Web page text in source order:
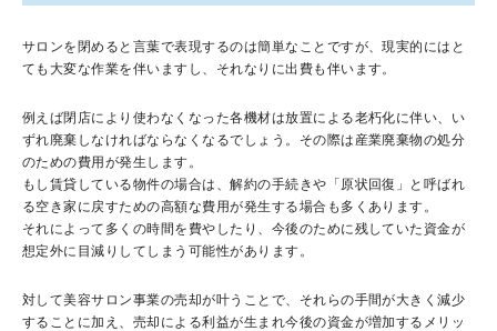
サロンを閉めると言葉で表現するのは簡単なことですが、現実的にはと
ても大変な作業を伴いますし、それなりに出費も伴います。
例えば閉店により使わなくなった各機材は放置による老朽化に伴い、い
ずれ廃棄しなければならなくなるでしょう。その際は産業廃棄物の処分
のための費用が発生します。
もし賃貸している物件の場合は、解約の手続きや「原状回復」と呼ばれ
る空き家に戻すための高額な費用が発生する場合も多くあります。
それによって多くの時間を費やしたり、今後のために残していた資金が
想定外に目減りしてしまう可能性があります。
対して美容サロン事業の売却が叶うことで、それらの手間が大きく減少
することに加え、売却による利益が生まれ今後の資金が増加するメリッ